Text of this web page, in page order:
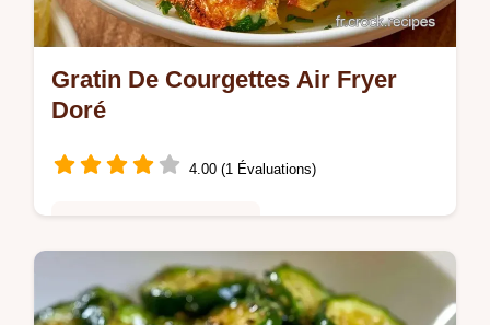
Gratin De Courgettes Air Fryer
Doré
4.00 (1 Évaluations)
L'article détaille le rôle de chaque ingrédient
pour réussir vos légumes. Ce Gratin De